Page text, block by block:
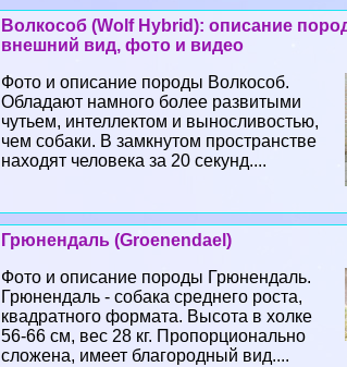
Волкособ (Wolf Hybrid): описание
внешний вид, фото и видео
Фото и описание породы Волкособ.
Обладают намного более развитыми
чутьем, интеллектом и выносливостью,
чем собаки. В замкнутом прострaнcтве
находят человека за 20 секунд....
Грюнендаль (Groenendael)
Фото и описание породы Грюнендаль.
Грюнендаль - собака среднего роста,
квадратного формата. Высота в холке
56-66 см, вес 28 кг. Пропорционально
сложена, имеет благородный вид....